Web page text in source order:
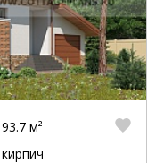
93.7 м²
кирпич